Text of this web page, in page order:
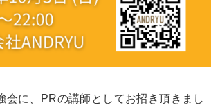
に、PRの講師としてお招き頂きまし